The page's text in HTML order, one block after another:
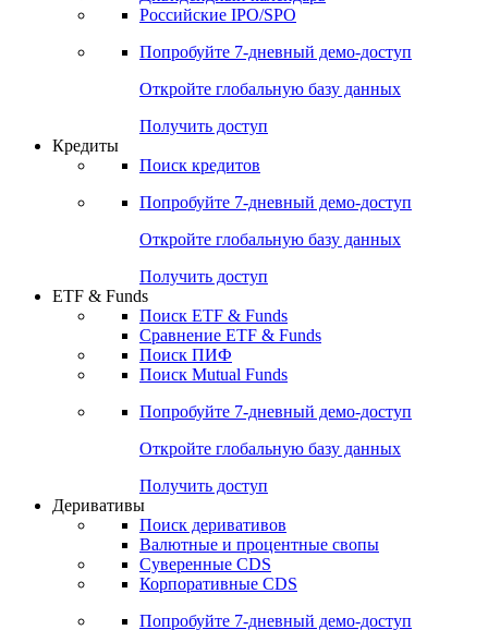
Получить доступ
Поиск акций
Российские IPO/SPO
Попробуйте7-дневный
Откройте глобальную базу данных
Получить доступ
Поиск кредитов
Попробуйте7-дневный
Откройте глобальную базу данных
Получить доступ
ETF & Funds
Сравнение ETF & Funds
Поиск Mutual Funds
Попробуйте7-дневный
Откройте глобальную базу данных
Получить доступ
Деривативы
Валютные и процентные свопы